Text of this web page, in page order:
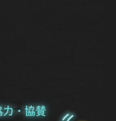
力・協賛